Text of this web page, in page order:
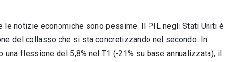
le notizie economiche sono pessime. Il PIL negli Stati Uniti è
del collasso che si sta concretizzando nel secondo. In
flessione del 5,8% nel T1 (-21% su base annualizzata), il